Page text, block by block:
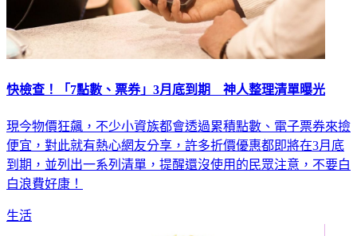
快檢查！「7點數、票券」3月底到期 神人整理清單曝光
現今物價狂飆，不少小資族都會透過累積點數、電子票券來撿
便宜，對此就有熱心網友分享，許多折價優惠都即將在3月底
到期，並列出一系列清單，提醒還沒使用的民眾注意，不要白
白浪費好康！
生活